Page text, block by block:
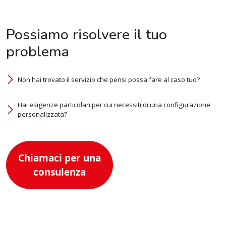
Possiamo risolvere il tuo
problema
Non hai trovato il servizio che pensi possa fare al caso tuo?
Hai esigenze particolari per cui necessiti di una configurazione
personalizzata?
Chiamaci per una
consulenza